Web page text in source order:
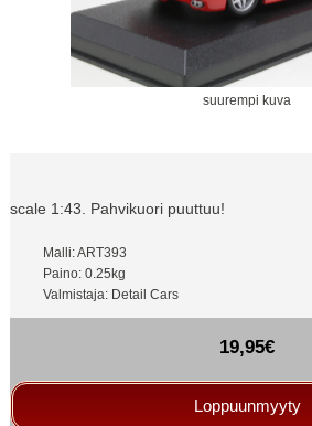
suurempi kuva
scale 1:43. Pahvikuori puuttuu!
Malli: ART393
Paino: 0.25kg
Valmistaja: Detail Cars
19,95€
Loppuunmyyty